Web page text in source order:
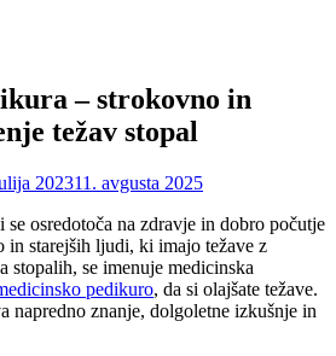
– strokovno in
težav stopal
202311. avgusta 2025
se osredotoča na zdravje in dobro počutje
in starejših ljudi, ki imajo težave z
stopalih, se imenuje medicinska
pedikuro, da si olajšate težave.
napredno znanje, dolgoletne izkušnje in